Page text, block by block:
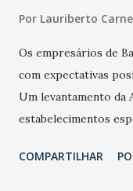
Por Lauriberto
Os empresários de
com expectativas
Um levantamento da
estabelecimentos
relação ao último
COMPARTILHAR